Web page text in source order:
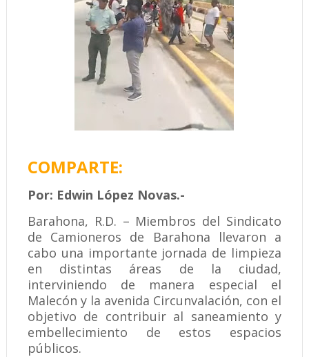
COMPARTE:
Por: Edwin López Novas.-
Barahona, R.D. – Miembros del Sindicato
de Camioneros de Barahona llevaron a
cabo una importante jornada de limpieza
en distintas áreas de la ciudad,
interviniendo de manera especial el
Malecón y la avenida Circunvalación, con el
objetivo de contribuir al saneamiento y
embellecimiento de estos espacios
públicos.